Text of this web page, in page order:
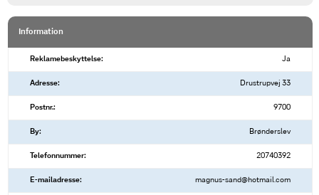
Information
Reklamebeskyttelse: Ja
Adresse: Drustrupvej 33
Postnr.: 9700
By: Brønderslev
Telefonnummer: 20740392
E-mailadresse: magnus-sand@hotmail.com